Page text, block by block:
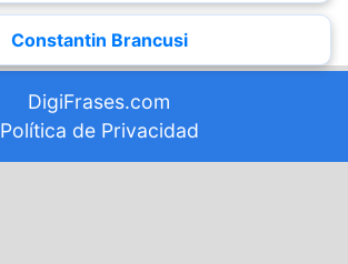
Constantin Brancusi
DigiFrases.com
Política de Privacidad